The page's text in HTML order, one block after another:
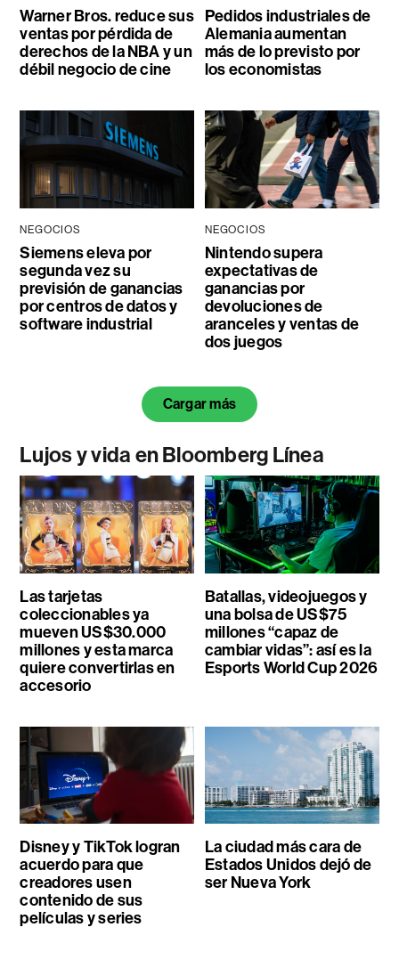
Warner Bros. reduce sus
ventas por pérdida de
derechos de la NBA y un
débil negocio de cine
Pedidos industriales de
Alemania aumentan
más de lo previsto por
los economistas
NEGOCIOS
Siemens eleva por
segunda vez su
previsión de ganancias
por centros de datos y
software industrial
NEGOCIOS
Nintendo supera
expectativas de
ganancias por
devoluciones de
aranceles y ventas de
dos juegos
Cargar más
Lujos y vida en Bloomberg Línea
Las tarjetas
coleccionables ya
mueven US$30.000
millones y esta marca
quiere convertirlas en
accesorio
Batallas, videojuegos y
una bolsa de US$75
millones “capaz de
cambiar vidas”: así es la
Esports World Cup 2026
Disney y TikTok logran
acuerdo para que
creadores usen
contenido de sus
películas y series
La ciudad más cara de
Estados Unidos dejó de
ser Nueva York